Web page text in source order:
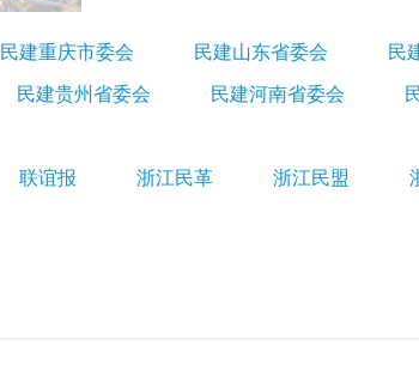
民建重庆市委会 民建山东省委会 民
民建贵州省委会 民建河南省委会
联谊报 浙江民革 浙江民盟